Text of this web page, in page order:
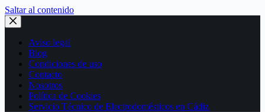
Saltar al contenido
Aviso legal
Blog
Condiciones de uso
Contacto
Nosotros
Política de Cookies
Servicio Técnico de Electrodomésticos en Cádiz